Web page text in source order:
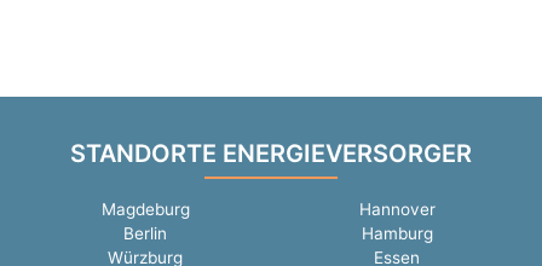
STANDORTE ENERGIEVERSORGER
Magdeburg
Hannover
Berlin
Hamburg
Würzburg
Essen